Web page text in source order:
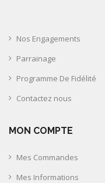
Nos Engagements
Parrainage
Programme De Fidélité
Contactez nous
MON COMPTE
Mes Commandes
Mes Informations